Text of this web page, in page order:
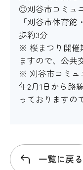
◎刈谷市コミュ
「刈谷市体育
歩約3分
※ 桜まつり開催
ますので、公共
※ 刈谷市コミュ
年2月1日から路
っておりますの
一覧に戻る